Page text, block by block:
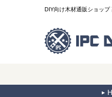
DIY向け木材通販ショッ